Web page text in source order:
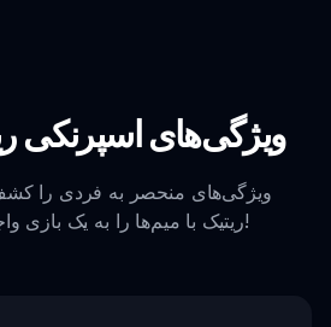
ویژگی‌های اسپرنکی
ویژگی‌های منحصر به فردی را
ریتیک با میم‌ها را به یک بازی واجب تبدیل می‌کند!